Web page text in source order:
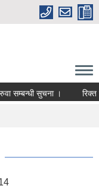
सुचना । रिक्त